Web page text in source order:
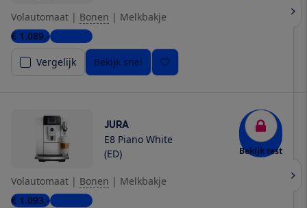
Volautomaat | Bonen | Melkbakje
€ 1.089,-6 winkels
Vergelijk
Bekijk snel
JURA
E8 Piano White
(ED)
Bekijk test
Volautomaat | Bonen | Melkbakje
€ 1.093,-6 winkels